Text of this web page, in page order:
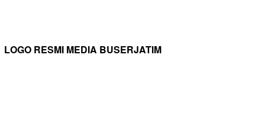
LOGO RESMI MEDIA BUSERJATIM